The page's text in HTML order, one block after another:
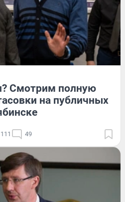
Смотрим полную
на публичных
49